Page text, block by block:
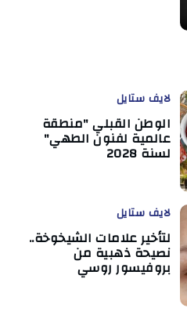
لايف ستايل
الوطن القبلي "منطقة
عالمية لفنون الطهي"
لسنة 2028
لايف ستايل
لتأخير علامات الشيخوخة..
نصيحة ذهبية من
بروفيسور روسي